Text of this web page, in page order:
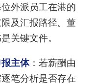
外派员工在港的
及汇报路径。董
关键文件。
主体：若薪酬由
笔分析是否存在